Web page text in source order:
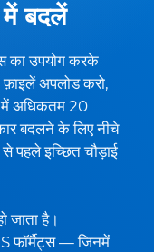
बदलें
का उपयोग करके
अपलोड करो,
में अधिकतम 20
बदलने के लिए नीचे
पहले इच्छित चौड़ाई
जाता है।
फॉर्मैट्स — जिनमें